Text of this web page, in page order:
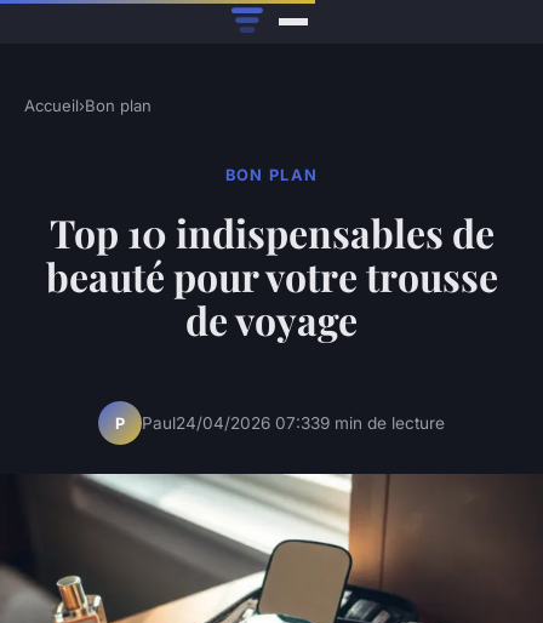
Accueil›Bon plan
BON PLAN
Top 10 indispensables de
beauté pour votre trousse
de voyage
P Paul24/04/2026 07:339 min de lecture